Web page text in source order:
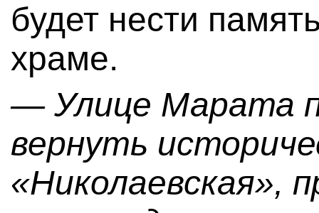
будет нести
храме.
— Улице Марата
вернуть
«Николаевская»,